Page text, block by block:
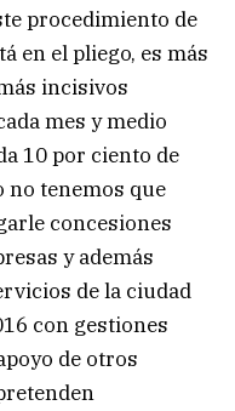
procedimiento de
en el pliego, es más
incisivos
mes y medio
10 por ciento de
no tenemos que
concesiones
y además
de la ciudad
con gestiones
de otros